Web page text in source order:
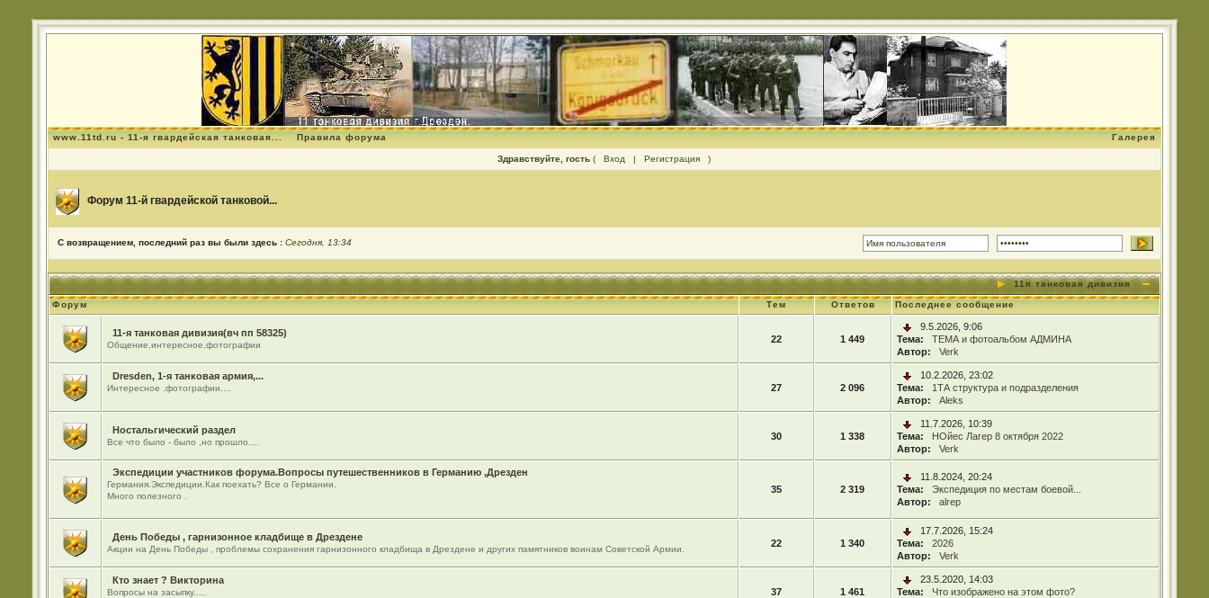
www.11td.ru - 11-я гвардейская танковая... Правила форума Галерея
Здравствуйте, гость ( Вход | Регистрация )
Форум 11-й гвардейской танковой...
С возвращением, последний раз вы были здесь : Сегодня, 13:34
11я танковая дивизия
Форум Тем Ответов Последнее сообщение
11-я танковая дивизия(вч пп 58325)
Общение,интересное,фотографии
22 1 449
9.5.2026, 9:06
Тема:
ТЕМА и фотоальбом АДМИНА
Автор:
Verk
Dresden, 1-я танковая армия,...
Интересное .фотографии.... 27 2 096
10.2.2026, 23:02
Тема:
1ТА структура и подразделения
Автор:
Aleks
Ностальгический раздел
Все что было - было ,но прошло....
30 1 338
11.7.2026, 10:39
Тема:
НОйес Лагер 8 октября 2022
Автор:
Verk
Экспедиции участников форума.Вопросы путешественников в Германию ,Дрезден
Германия.Экспедиции.Как поехать? Все о Германии.
Много полезного .
35 2 319
11.8.2024, 20:24
Тема:
Экспедиция по местам боевой...
Автор:
alrep
День Победы , гарнизонное кладбище в Дрездене
Акции на День Победы , проблемы сохранения гарнизонного кладбища в Дрездене и других памятников воинам Советской Армии.
22 1 340
17.7.2026, 15:24
Тема:
2026
Автор:
Verk
Кто знает ? Викторина
Вопросы на засыпку..... 37 1 461
23.5.2020, 14:03
Тема:
Что изображено на этом фото?